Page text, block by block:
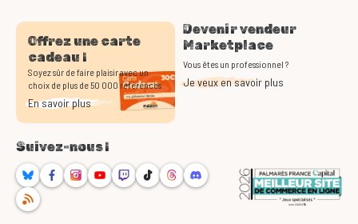
Offrez une carte
cadeau !
Soyez sûr de faire plaisir avec un
choix de plus de 50 000 références
En savoir plus
Devenir vendeur
Marketplace
Vous êtes un professionnel ?
Je veux en savoir plus
Suivez-nous !
BlueskyFacebookInstagram
YoutubeTwitchTikTokThreadsDiscord
RSS